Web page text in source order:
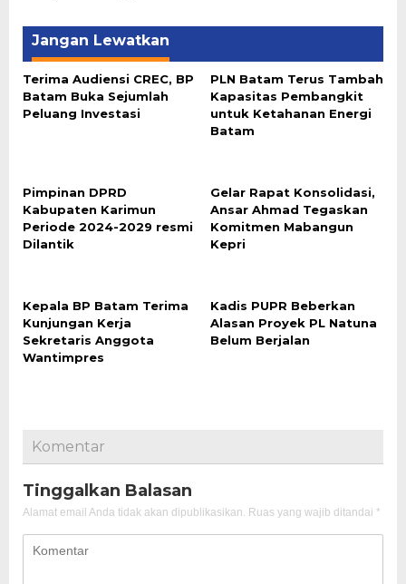
Jangan Lewatkan
Terima Audiensi CREC, BP
Batam Buka Sejumlah
Peluang Investasi
PLN Batam Terus Tambah
Kapasitas Pembangkit
untuk Ketahanan Energi
Batam
Pimpinan DPRD
Kabupaten Karimun
Periode 2024-2029 resmi
Dilantik
Gelar Rapat Konsolidasi,
Ansar Ahmad Tegaskan
Komitmen Mabangun
Kepri
Kepala BP Batam Terima
Kunjungan Kerja
Sekretaris Anggota
Wantimpres
Kadis PUPR Beberkan
Alasan Proyek PL Natuna
Belum Berjalan
Komentar
Tinggalkan Balasan
Alamat email Anda tidak akan dipublikasikan. Ruas yang wajib ditandai *